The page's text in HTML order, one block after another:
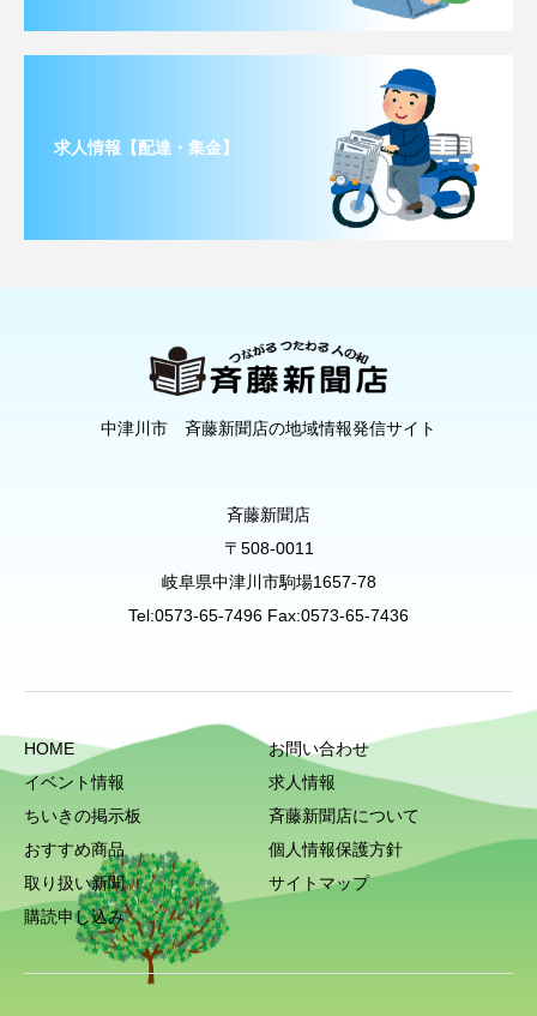
求人情報【配達・集金】
中津川市 斉藤新聞店の地域情報発信サイト
斉藤新聞店
〒508-0011
岐阜県中津川市駒場1657-78
Tel:0573-65-7496 Fax:0573-65-7436
HOME
イベント情報
ちいきの掲示板
おすすめ商品
取り扱い新聞
購読申し込み
お問い合わせ
求人情報
斉藤新聞店について
個人情報保護方針
サイトマップ